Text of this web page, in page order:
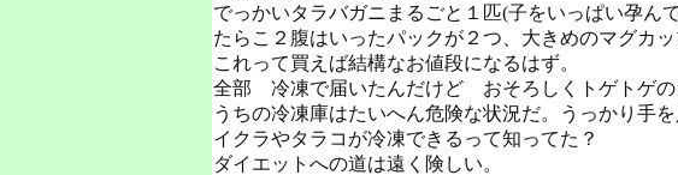
でっかいタラバガニまるごと１匹(子をいっぱい孕ん
たらこ２腹はいったパックが２つ、大きめのマグカ
これって買えば結構なお値段になるはず。
全部 冷凍で届いたんだけど おそろしくトゲトゲの
うちの冷凍庫はたいへん危険な状況だ。うっかり手を
イクラやタラコが冷凍できるって知ってた？
ダイエットへの道は遠く険しい。